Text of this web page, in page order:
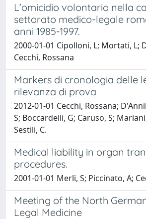
L’omicidio volontario nella
settorato medico-legale
anni 1985-1997.
2000-01-01 Cipolloni, L; Mortati, L;
Cecchi, Rossana
Markers di cronologia delle
rilevanza di prova
2012-01-01 Cecchi, Rossana;
S; Boccardelli, G; Caruso, S;
Sestili, C.
Medical liability in organ
procedures.
2001-01-01 Merli, S; Piccinato, A;
Meeting of the North
Legal Medicine